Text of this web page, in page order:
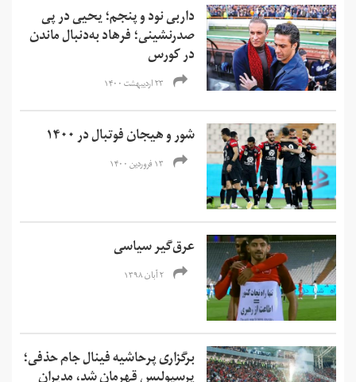
داربی نود و پنجم؛ یحیی در پی
صدرنشینی؛ فرهاد به‌دنبال ماندن
در کورس
۲۳ اردیبهشت ۱۴۰۰
شور و هیجان فوتبال در ۱۴۰۰
۱۳ فروردین ۱۴۰۰
عرق­‌گیر سیاسی
۲ آبان ۱۳۹۸
برگزاری پرحاشیه فینال جام حذفی؛